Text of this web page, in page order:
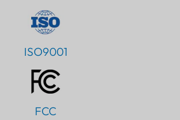
ISO9001
FCC